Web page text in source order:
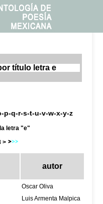
título letra e
-p-q-r-s-t-u-v-w-x-y-z
letra "e"
>
autor
Oscar Oliva
Luis Armenta Malpica